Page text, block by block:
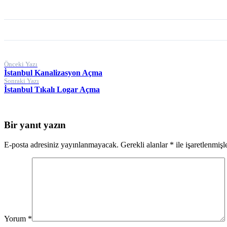
Yazı
gezinmesi
Önceki Yazı
İstanbul Kanalizasyon Açma
Sonraki Yazı
İstanbul Tıkalı Logar Açma
Bir yanıt yazın
E-posta adresiniz yayınlanmayacak. Gerekli alanlar * ile
Yorum *